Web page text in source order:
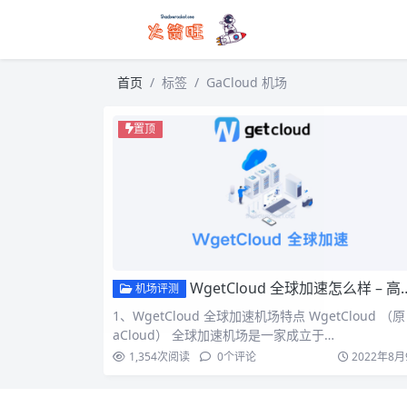
首页 标签 GaCloud 机场
置顶
机场评测 WgetCloud 全球加速怎么样 – 高端稳定 Trojan 机场 ｜ BGP入口 ｜ 专线加速
1、WgetCloud 全球加速机场特点 WgetCloud （
aCloud） 全球加速机场是一家成立于…
1,354次阅读 0个评论 2022年8